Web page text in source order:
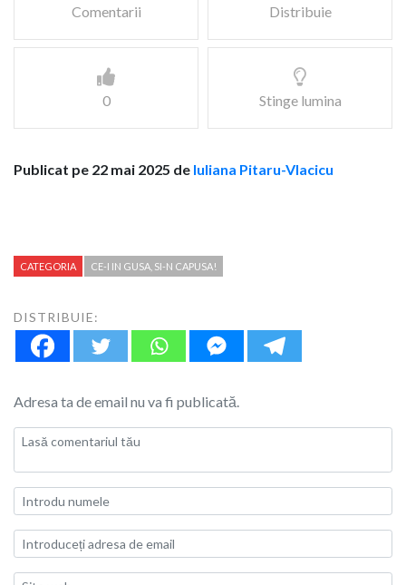
Comentarii Distribuie
0 Stinge lumina
Publicat pe 22 mai 2025 de Iuliana Pitaru-Vlacicu
CATEGORIA CE-I IN GUSA, SI-N CAPUSA!
DISTRIBUIE:
Adresa ta de email nu va fi publicată.